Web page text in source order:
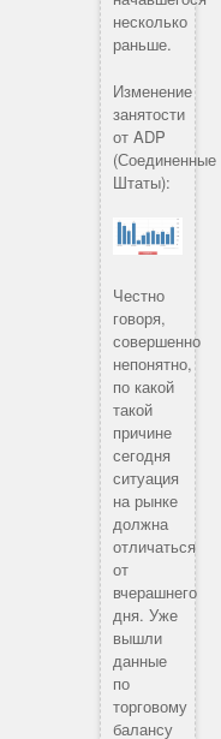
несколько
раньше.
Изменение
занятости
от ADP
(Соединенные
Штаты):
Честно
говоря,
совершенно
непонятно,
по какой
такой
причине
сегодня
ситуация
на рынке
должна
отличаться
от
вчерашнего
дня. Уже
вышли
данные
по
торговому
балансу